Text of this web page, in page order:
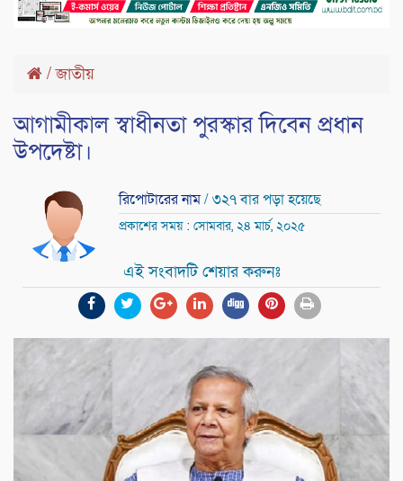
/জাতীয়
আগামীকাল স্বাধীনতা পুরস্কার দিবেন প্রধান
উপদেষ্টা।
রিপোটারের নাম/ ৩২৭ বার পড়া হয়েছে
প্রকাশের সময় : সোমবার, ২৪ মার্চ, ২০২৫
এই সংবাদটি শেয়ার করুনঃ